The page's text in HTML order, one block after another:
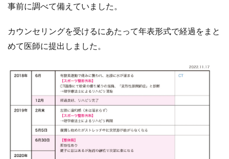
事前に調べて備えていました。
カウンセリングを受けるにあたって年表形式で経過をまと
めて医師に提出しました。